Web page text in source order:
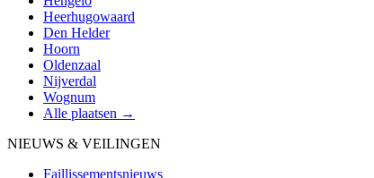
Heerhugowaard
Den Helder
Hoorn
Oldenzaal
Nijverdal
Wognum
Alle plaatsen →
NIEUWS & VEILINGEN
Faillissementsnieuws